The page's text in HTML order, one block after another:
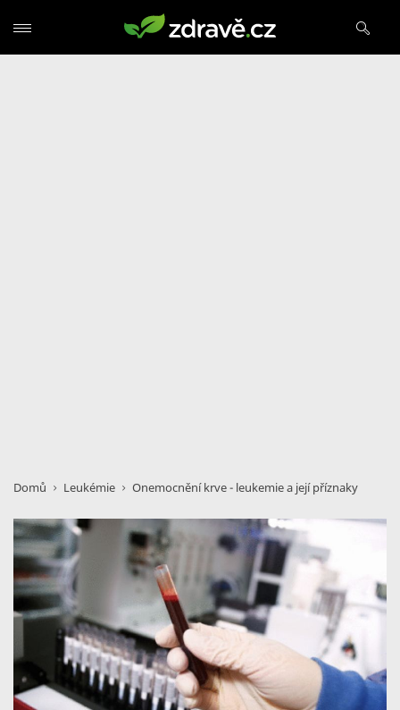
Domů Leukémie Onemocnění krve - leukemie a její příznaky